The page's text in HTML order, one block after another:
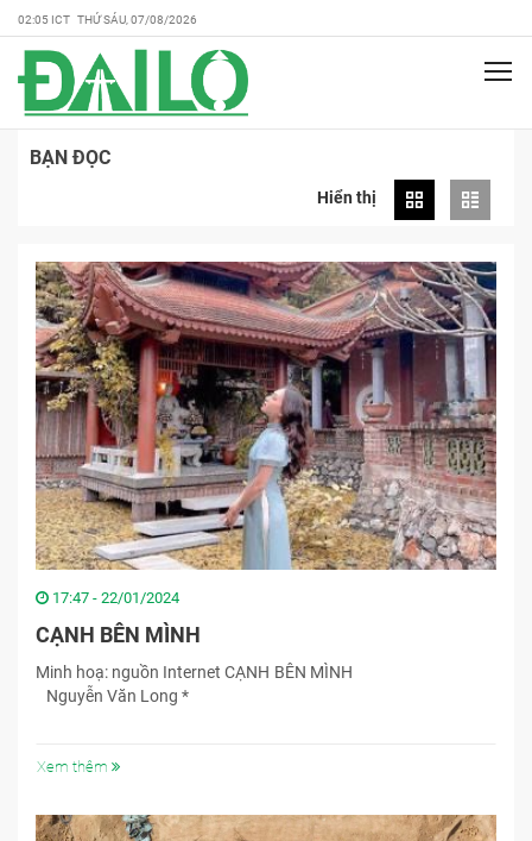
02:05 ICT THỨ SÁU, 07/08/2026
BẠN ĐỌC
Hiển thị
17:47 - 22/01/2024
CẠNH BÊN MÌNH
Minh hoạ: nguồn Internet CẠNH BÊN MÌNH
Nguyễn Văn Long *
Xem thêm